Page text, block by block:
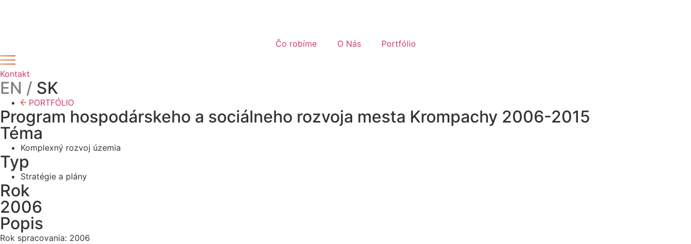
Čo robíme O Nás Portfólio
Kontakt
EN / SK
PORTFÓLIO
Program hospodárskeho a sociálneho rozvoja mesta Krompachy 2006-2015
Téma
Komplexný rozvoj územia
Typ
Stratégie a plány
Rok
2006
Popis
Rok spracovania: 2006